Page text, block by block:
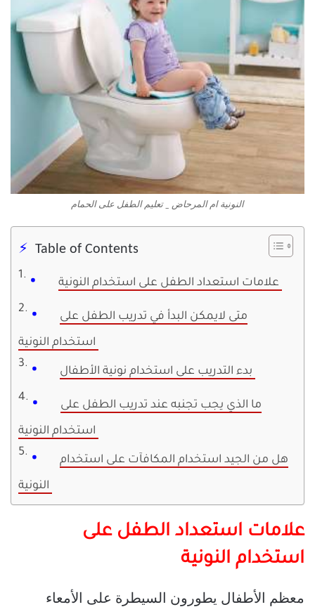
النونية ام المرحاض _ تعليم الطفل على الحمام
Table of Contents
متى لايمكن البدأ في تدريب الطفل على
ما الذي يجب تجنبه عند تدريب الطفل على
هل من الجيد استخدام المكافآت على استخدام
علامات استعداد الطفل على
استخدام النونية
معظم الأطفال يطورون السيطرة على الأمعاء